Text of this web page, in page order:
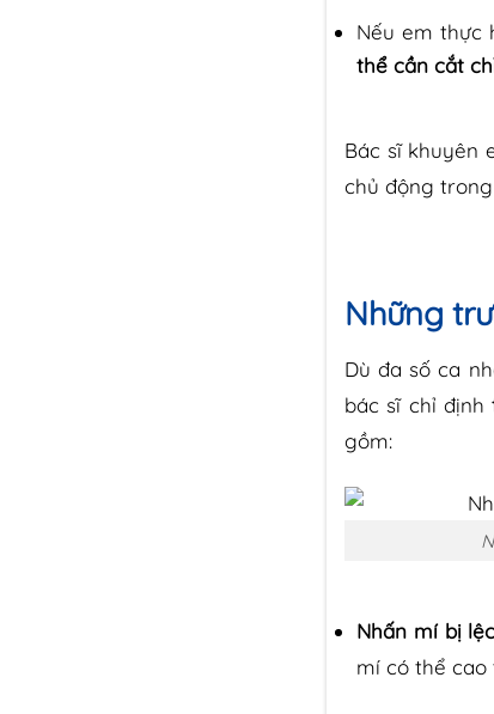
Nếu em thực
thể cần cắt
Bác sĩ khuyên
chủ động
Những
Dù đa số ca
bác sĩ chỉ định
gồm:
Nhấn mí bị
mí có thể cao